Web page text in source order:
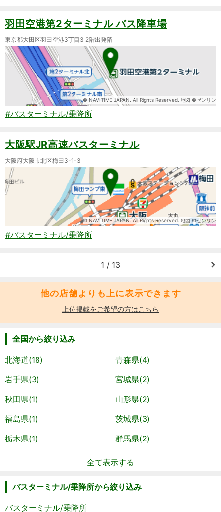
羽田空港第2ターミナル バス降車場
東京都大田区羽田空港3丁目3 2階出発階
© NAVITIME JAPAN. All Rights Reserved. 地図 ©ゼンリン
#バスターミナル/乗降所
大阪駅JR高速バスターミナル
大阪府大阪市北区梅田3-1-3
© NAVITIME JAPAN. All Rights Reserved. 地図 ©ゼンリン
#バスターミナル/乗降所
1 / 13
他の店舗よりも上に表示できます
上位掲載をご希望の方はこちら
全国から絞り込み
北海道(18)
青森県(4)
岩手県(3)
宮城県(2)
秋田県(1)
山形県(2)
福島県(1)
茨城県(3)
栃木県(1)
群馬県(2)
全て表示する
バスターミナル/乗降所から絞り込み
バスターミナル/乗降所